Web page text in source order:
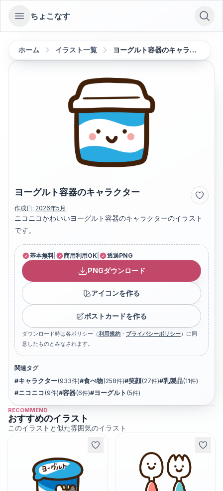
Open sidebar
ちょこなす
ホーム イラスト一覧 ヨーグルト容器のキャラクター
ヨーグルト容器のキャラクター
作成日: 2026年5月
ニコニコかわいいヨーグルト容器のキャラクターのイラスト
です。
基本無料 商用利用OK 透過PNG
PNGダウンロード
アイコンを作る
ポストカードを作る
ダウンロード時は各ポリシー（利用規約 ・ プライバシーポリシー）に同
意したものとみなされます。
関連タグ
#キャラクター(933件)#食べ物(258件)#笑顔(27件)#乳製品(11件)
#ニコニコ (9件)#容器(6件)#ヨーグルト (5件)
RECOMMEND
おすすめのイラスト
このイラストと似た雰囲気のイラスト